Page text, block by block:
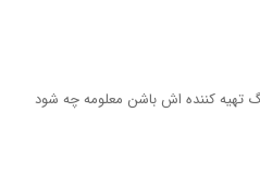
تهیه کننده اش باشن معلومه چه شود